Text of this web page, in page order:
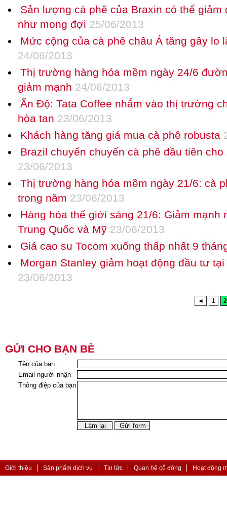
Sản lượng cà phê của Braxin có thể
như mong đợi 25/06/2013
Mức cộng của cà phê châu Á tăng gây lo
24/06/2013
Thị trường hàng hóa mềm ngày 24/6
giảm mạnh 24/06/2013
Ấn Độ: Tata Coffee nhắm vào thị trường
hòa tan 23/06/2013
Khách hàng tăng giá mua cà phê robusta
Brazil chuyển chuyến cà phê đầu tiên cho
23/06/2013
Thị trường hàng hóa mềm ngày 21/6: cà
trong năm 23/06/2013
Hàng hóa thế giới sáng 21/6: Giảm mạnh
Trung Quốc và Mỹ 23/06/2013
Giá cao su Tocom xuống thấp nhất 9
Morgan Stanley giảm hoạt động đầu tư
23/06/2013
◄ 1 2
GỬI CHO BẠN BÈ
Tên của bạn
Email người nhận
Thông điệp của bạn
Giới thiệu Sản phẩm dịch vụ Tin tức Quan hệ cổ đông Hoạt động